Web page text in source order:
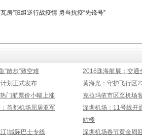
房”班组逆行战疫情 勇当抗疫“先锋号”
“散步”致空难
2016珠海航展：交通
划正式发布
黄海光：守护飞行区
门航票价小幅上涨
克拉玛依市区至机场
首都机场屈居亚军
深圳机场：11号线开
站楼
)城际巴士专线
深圳机场春节黄金周